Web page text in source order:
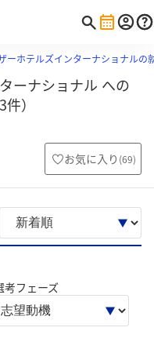
ーホテルズインターナショナルの
ーナショナル への
）
お気に入り (69)
考フェーズ